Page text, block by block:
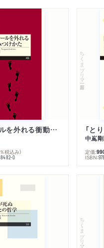
人生のレールを外れる衝動のみつけかた
税込み）
0
ちくまプリマー新書
中嶌剛
定価:
ISBN:
ちくまプリマー新書